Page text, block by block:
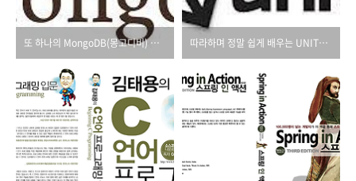
또 하나의 MongoDB(몽고디비) 입문서적! 따라하며 정말 쉽게 배우는 UNITY 3D 서적